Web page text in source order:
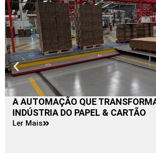
A AUTOMAÇÃO QUE
INDÚSTRIA DO PAPEL & CARTÃO
Ler Mais